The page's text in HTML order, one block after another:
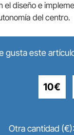
el diseño e
del centro.
gusta este
10€
Otra cantidad (€):